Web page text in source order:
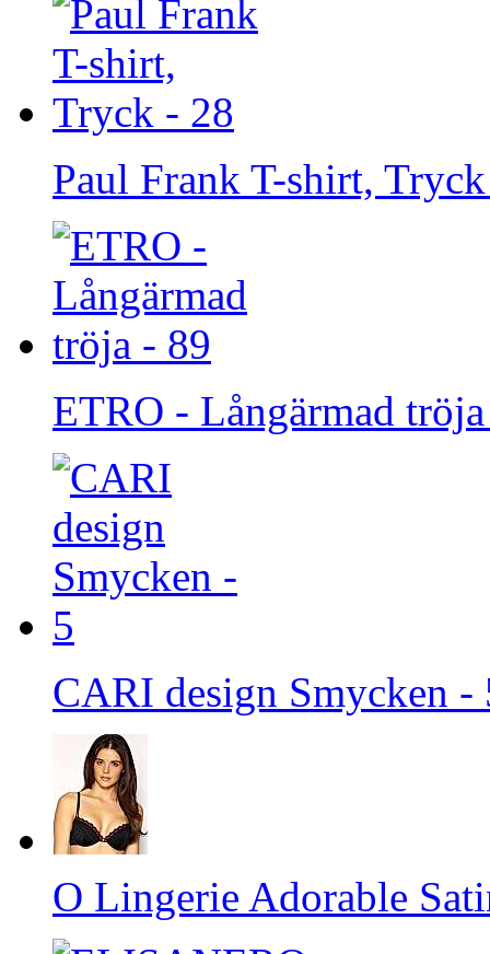
Paul Frank T-shirt,
ETRO - Långärmad
CARI design Smycken -
O Lingerie Adorable